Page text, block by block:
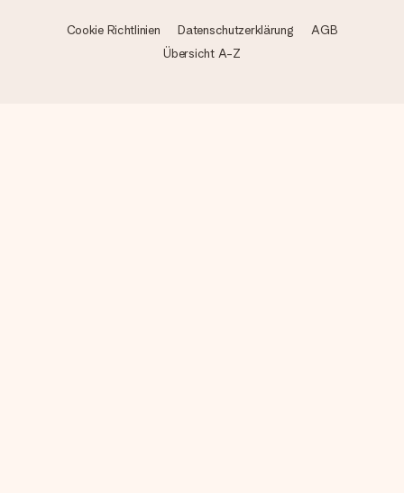
Cookie Richtlinien Datenschutzerklärung
AGB
Übersicht A-Z